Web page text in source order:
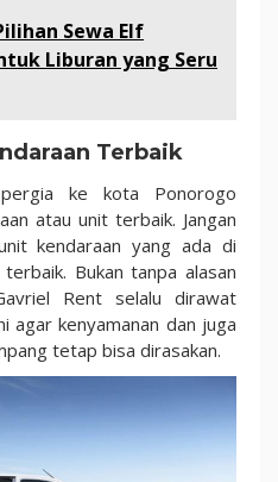
Sewa Elf
Liburan yang Seru
Terbaik
ke kota Ponorogo
atau unit terbaik. Jangan
kendaraan yang ada di
Bukan tanpa alasan
Rent selalu dirawat
agar kenyamanan dan juga
tetap bisa dirasakan.